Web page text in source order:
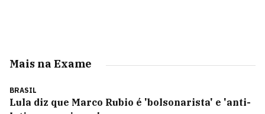
Mais na Exame
BRASIL
Lula diz que Marco Rubio é 'bolsonarista' e 'anti-